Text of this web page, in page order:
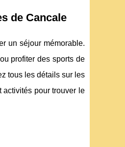
de Cancale
un séjour mémorable.
profiter des sports de
tous les détails sur les
activités pour trouver le